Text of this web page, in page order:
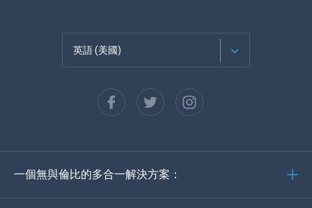
英語 (美國)
西班牙語
德語
一個無與倫比的多合一解決方案：